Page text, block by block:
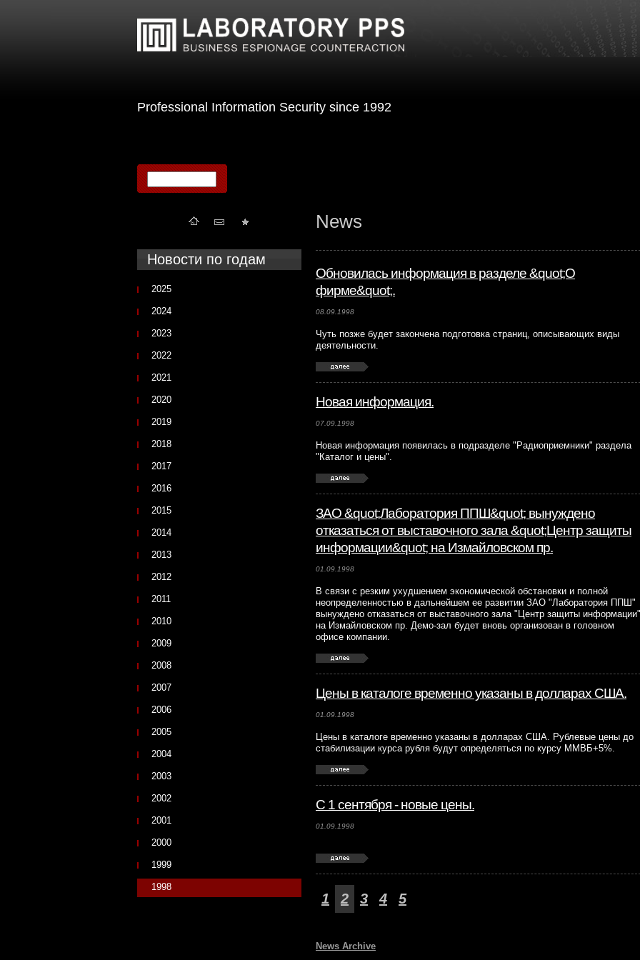
Professional Information Security since 1992
News
Обновилась информация в разделе &quot;О
фирме&quot;.
08.09.1998
Чуть позже будет закончена подготовка страниц, описывающих виды
деятельности.
Новая информация.
07.09.1998
Новая информация появилась в подразделе "Радиоприемники" раздела
"Каталог и цены".
ЗАО &quot;Лаборатория ППШ&quot; вынуждено
отказаться от выставочного зала &quot;Центр защиты
информации&quot; на Измайловском пр.
01.09.1998
В связи с резким ухудшением экономической обстановки и полной
неопределенностью в дальнейшем ее развитии ЗАО "Лаборатория ППШ"
вынуждено отказаться от выставочного зала "Центр защиты информации"
на Измайловском пр. Демо-зал будет вновь организован в головном
офисе компании.
Цены в каталоге временно указаны в долларах США.
01.09.1998
Цены в каталоге временно указаны в долларах США. Рублевые цены до
стабилизации курса рубля будут определяться по курсу ММВБ+5%.
С 1 сентября - новые цены.
01.09.1998
1 2 3 4 5
News Archive
Новости по годам
2025
2024
2023
2022
2021
2020
2019
2018
2017
2016
2015
2014
2013
2012
2011
2010
2009
2008
2007
2006
2005
2004
2003
2002
2001
2000
1999
1998